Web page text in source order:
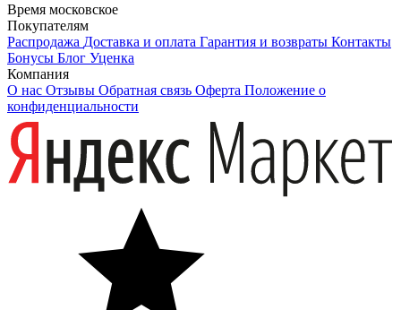
Время московское
Покупателям
Распродажа Доставка и оплата Гарантия и возвраты Контакты
Бонусы Блог Уценка
Компания
О нас Отзывы Обратная связь Оферта Положение о
конфиденциальности